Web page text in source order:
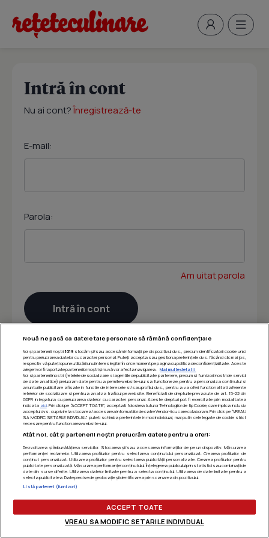
Intră în cont
Nu ai cont?Înregistrează-te
E-mail:
Parola:
Am uitat parola
Nouă ne pasă ca datele tale personale să rămână confidențiale
Noi și partenerii noștri 1019stocăm și/sau accesăm informații pe dispozitivul dvs., precum identificatorii cookie unici
pentru prelucrarea datelor cu caracter personal. Puteți accepta sau gestiona preferințele dvs. făcând clic mai jos,
respectiv vă puteți opune utilizării unui interes legitim în orice moment pe pagina cu politica de confidențialitate. Aceste
alegeri vor fi raportate partenerilor noștri și nu vă vor afecta navigarea.
Mai multe detalii
Noi si partenerii nostri (retelele de socializare si agentiile de publicitate partenere, precum si furnizorii nostri de servicii
de date analitice) prelucram date pentru a permite website-ului sa functioneze, pentru a personaliza continutul si
anunturile publicitare afisate in functie de interesele si/sau profilul dvs., pentru a va oferi functionalitati aferente
retelelor de socializare si pentru a analiza traficul pe website. Beneficiati de drepturile prevazute de art. 15-22 din
GDPR in legatura cu prelucrarea datelor cu caracter personal. Aceste drepturi pot fi exercitate prin modalitatea
indicata aici. Prin click pe “ACCEPT TOATE”, acceptati folosirea tuturor Tehnologiilor de tip Cookie, care implica inclusiv
acceptul dvs. cu privire la stocarea/accesarea informatiilor de catre Vendor-ii cu care colaboram. Prin click pe “VREAU
SA MODIFIC SETARILE INDIVIDUAL” puteti schimba preferintele in mod individual, mai putin cele legate de cookie strict
necesare pentru functionarea website-ului.
Atât noi, cât și partenerii noștri prelucrăm datele pentru a oferi:
Dezvoltarea și îmbunătățirea serviciilor. Stocarea și/sau accesarea informațiilor de pe un dispozitiv. Măsurarea
performanței reclamelor. Utilizarea profilurilor pentru selectarea conținutului personalizat. Crearea profilurilor de
conținut personalizat. Utilizarea profilurilor pentru selectarea publicității personalizate. Crearea profilurilor pentru
publicitate personalizată. Măsurarea performanței conținutului. Înțelegerea publicului prin statistici sau combinații de
date din surse diferite. Utilizarea datelor limitate pentru a selecta conținutul. Utilizarea de date limitate pentru a
selecta publicitatea. Date precise de geolocație și identificarea prin scanarea dispozitivului.
Listă parteneri (furnizori)
ACCEPT TOATE
VREAU SA MODIFIC SETARILE INDIVIDUAL